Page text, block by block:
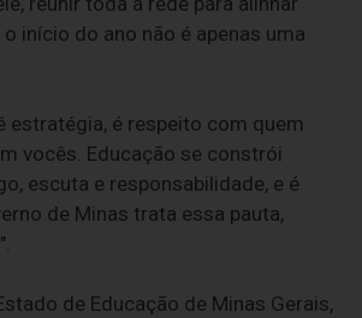
início do ano não é apenas uma
estratégia, é respeito com quem
vocês. Educação se constrói
escuta e responsabilidade, e é
de Minas trata essa pauta,
de Educação de Minas Gerais,